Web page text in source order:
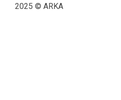
2025 © ARKA